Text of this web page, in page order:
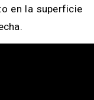
en la superficie